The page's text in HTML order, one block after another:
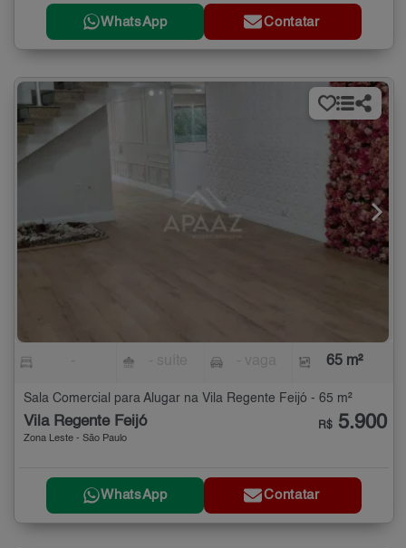
WhatsApp Contatar
65 m²
Sala Comercial para Alugar na Vila Regente Feijó - 65 m²
Vila Regente Feijó
Zona Leste - São Paulo
R$ 5.900
WhatsApp Contatar